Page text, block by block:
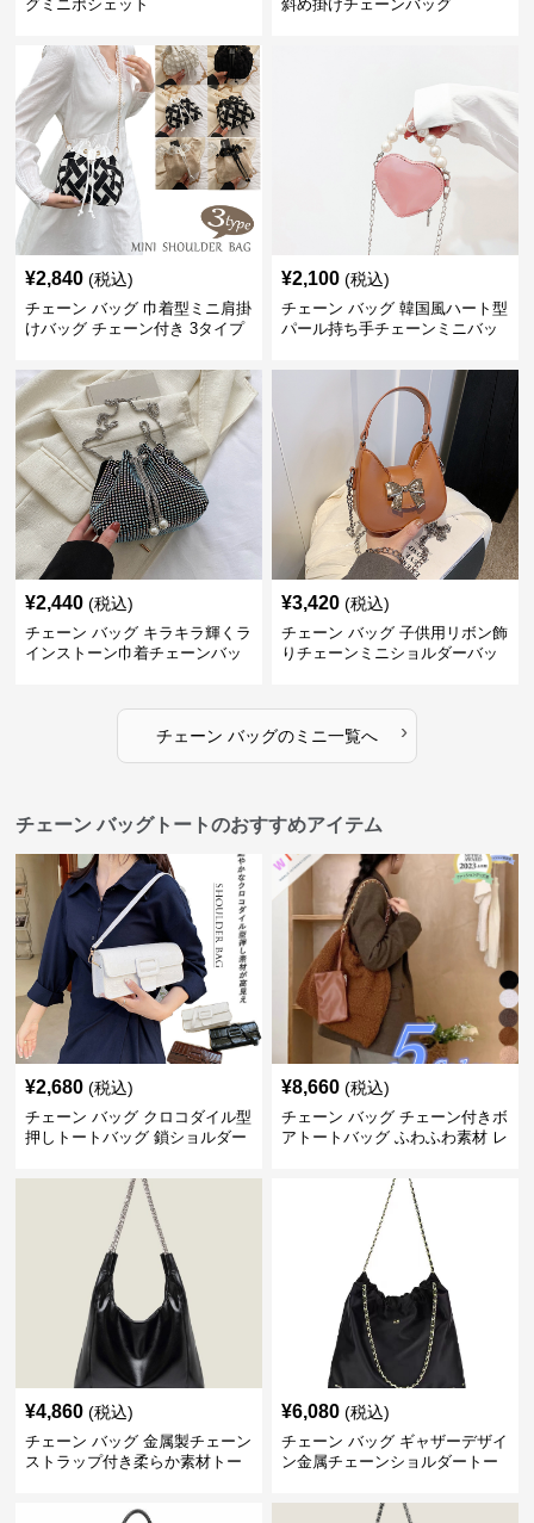
グミニポシェット 斜め掛けチェーンバッグ
¥2,840 (税込)
チェーン バッグ 巾着型ミニ肩掛
けバッグ チェーン付き 3タイプ
¥2,100 (税込)
チェーン バッグ 韓国風ハート型
パール持ち手チェーンミニバッ
¥2,440 (税込)
チェーン バッグ キラキラ輝くラ
インストーン巾着チェーンバッ
¥3,420 (税込)
チェーン バッグ 子供用リボン飾
りチェーンミニショルダーバッ
チェーン バッグのミニ一覧へ ›
チェーン バッグトートのおすすめアイテム
¥2,680 (税込)
チェーン バッグ クロコダイル型
押しトートバッグ 鎖ショルダー
¥8,660 (税込)
チェーン バッグ チェーン付きボ
アトートバッグ ふわふわ素材 レ
¥4,860 (税込)
チェーン バッグ 金属製チェーン
ストラップ付き柔らか素材トー
¥6,080 (税込)
チェーン バッグ ギャザーデザイ
ン金属チェーンショルダートー